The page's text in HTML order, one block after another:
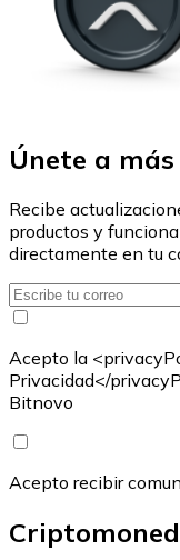
Únete a
Recibe
productos y
directamente en tu
Acepto la
Privacidad</
Bitnovo
Acepto recibir